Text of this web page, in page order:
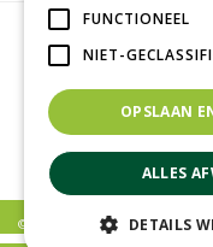
Tuincentrum Limburg
Bomen en
Tuincentrum Vlodrop
Kerstverlichting
Graszoden
© Tuincentrum Schmitz |
FUNCTIONEEL
NIET-
OPSLAAN
ALLES
DETAILS